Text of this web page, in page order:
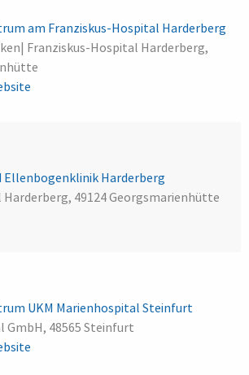
am Franziskus-Hospital Harderberg
Franziskus-Hospital Harderberg,
Ellenbogenklinik Harderberg
49124 Georgsmarienhütte
UKM Marienhospital Steinfurt
GmbH, 48565 Steinfurt